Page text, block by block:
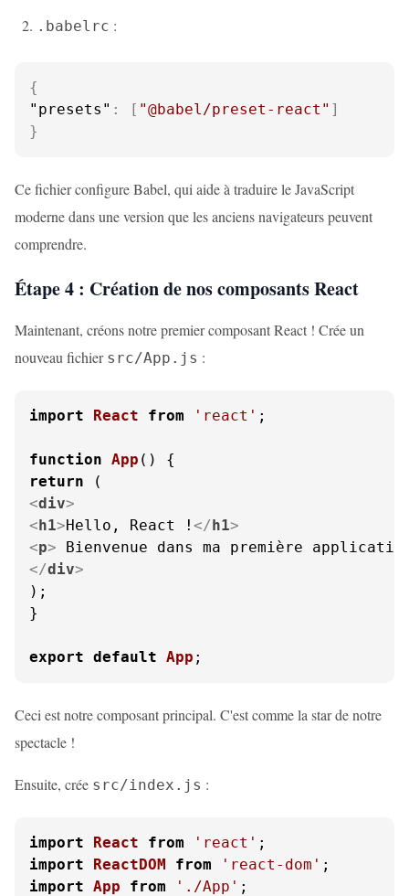
.babelrc :
{
"presets" : [ "@babel/preset-react" ]
}
Ce fichier configure Babel, qui aide à traduire le JavaScript
moderne dans une version que les anciens navigateurs peuvent
comprendre.
Étape 4 : Création de nos composants React
Maintenant, créons notre premier composant React ! Crée un
nouveau fichier src/App.js :
import React from 'react' ;
function App (
return
<div>
<h1>Hello, React ! </h1>
<p> Bienvenue dans ma première
</div>
);
}
export default App ;
Ceci est notre composant principal. C'est comme la star de notre
spectacle !
Ensuite, crée src/index.js :
import React from 'react'
import
ReactDOM from 'react-dom'
import App from './App' ;